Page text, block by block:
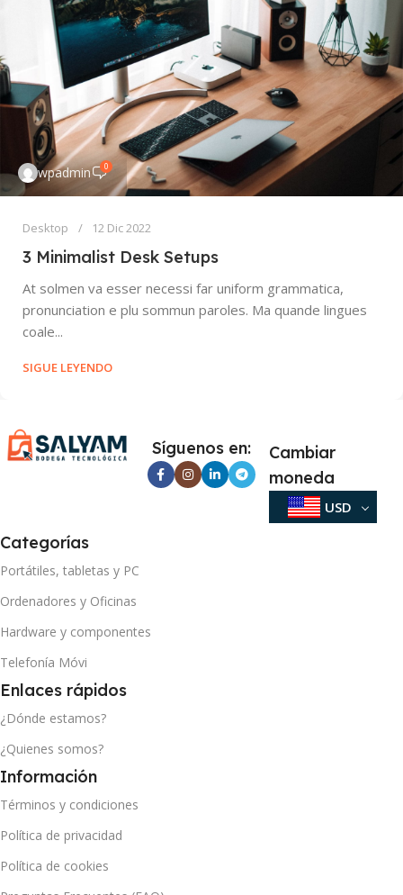
wpadmin 0
Desktop 12 Dic 2022
3 Minimalist Desk Setups
At solmen va esser necessi far uniform grammatica,
pronunciation e plu sommun paroles. Ma quande lingues
coale...
SIGUE LEYENDO
Síguenos en:
Cambiar
moneda
USD
Categorías
Portátiles, tabletas y PC
Ordenadores y Oficinas
Hardware y componentes
Telefonía Móvi
Enlaces rápidos
¿Dónde estamos?
¿Quienes somos?
Información
Términos y condiciones
Política de privacidad
Política de cookies